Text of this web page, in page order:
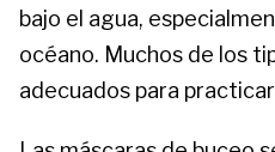
bajo el agua,
océano. Muchos de los
adecuados para practicar